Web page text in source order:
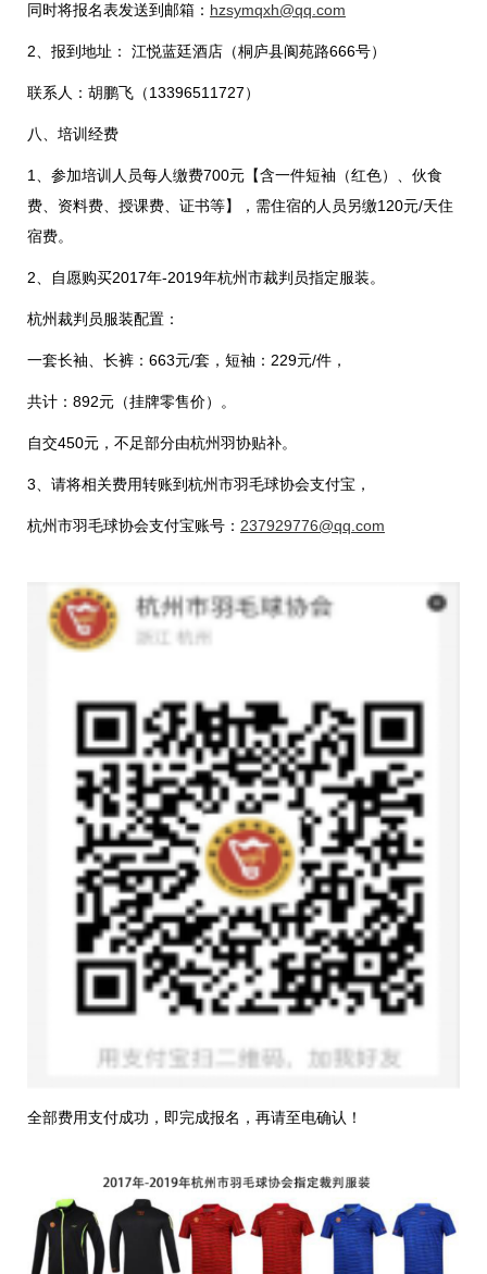
同时将报名表发送到邮箱： hzsymqxh@qq.com
2、报到地址： 江悦蓝廷酒店（桐庐县阆苑路666号）
联系人：胡鹏飞（13396511727）
八、培训经费
1、参加培训人员每人缴费700元【含一件短袖（红色）、伙食
费、资料费、授课费、证书等】，需住宿的人员另缴120元/天住
宿费。
2、自愿购买2017年-2019年杭州市裁判员指定服装。
杭州裁判员服装配置：
一套长袖、长裤：663元/套，短袖：229元/件，
共计：892元（挂牌零售价）。
自交450元，不足部分由杭州羽协贴补。
3、请将相关费用转账到杭州市羽毛球协会支付宝，
杭州市羽毛球协会支付宝账号： 237929776@qq.com
全部费用支付成功，即完成报名，再请至电确认！